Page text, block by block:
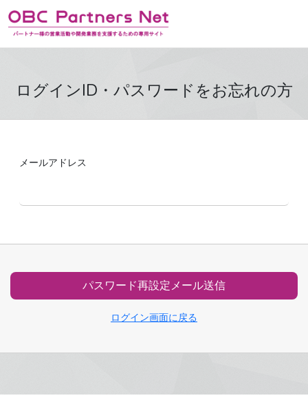
ログインID・パスワードをお忘れの方
メールアドレス
パスワード再設定メール送信
ログイン画面に戻る